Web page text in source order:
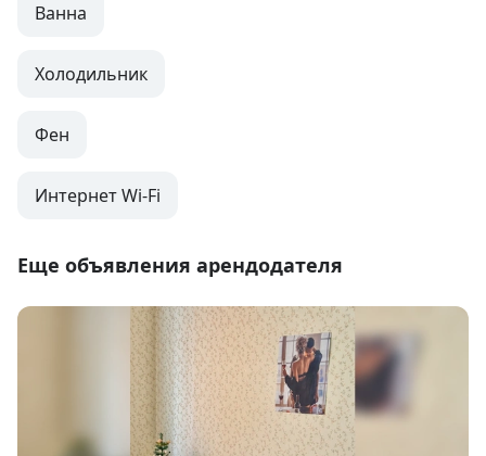
Ванна
Холодильник
Фен
Интернет Wi-Fi
Еще объявления арендодателя